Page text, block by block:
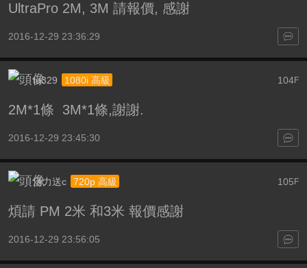
UltraPro 2M, 3M 請報價, 感謝
2016-12-29 23:36:29
104F
tu329 1080i 高級
2M*1條 3M*1條,謝謝.
2016-12-29 23:45:30
105F
活力送c 720p 高級
煩請 PM 2米 和3米 報價感謝
2016-12-29 23:56:05